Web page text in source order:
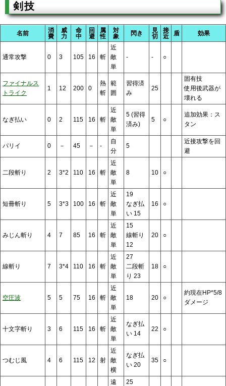
剣技
名前
消
費
威
力
命
中
回
避
属
性
対
象
閃き
見
切
接
近
盾 効果
通常攻撃 0 3 105 16 斬
近
敵
単
- - ○
ファイナルス
トライク
1 12 200 0
熱
斬
範
囲
習得済
み
25
固有技
使用後武器が
壊れる
なぎ払い 0 2 115 16 斬
近
敵
単
5 (習得
済み)
5 ○
追加効果：ス
タン
パリイ 0 － 45 － -
自
分
5
近接攻撃を回
避
二段斬り 2 3*2 110 16 斬
近
敵
単
8 10 ○
短冊斬り 5 3*3 100 16 斬
近
敵
単
19
なぎ払
い 15
16 ○
みじん斬り 4 7 85 16 斬
近
敵
単
15
線斬り
12
20 ○
線斬り 7 3*4 110 16 斬
近
敵
単
27
二段斬
り 23
18 ○
空圧波 5 5 75 16 斬
近
敵
単
18 20 ○
約現在HP*5/8
ダメージ
十文字斬り 3 6 115 16 斬
近
敵
単
なぎ払
い 14
22 ○
つむじ風 4 6 115 12 射
近
敵
横
なぎ払
い 20
35 ○
遠
25